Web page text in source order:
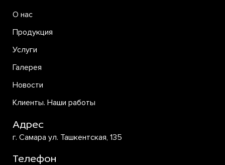
О нас
Продукция
Услуги
Галерея
Новости
Клиенты. Наши работы
Адрес
г. Самара ул. Ташкентская, 135
Телефон